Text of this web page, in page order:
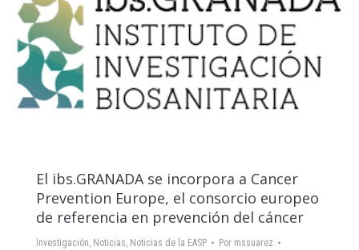
El ibs.GRANADA se incorpora a Cancer
Prevention Europe, el consorcio europeo
de referencia en prevención del cáncer
Investigación Noticias Noticias de la EASP Por mssuarez